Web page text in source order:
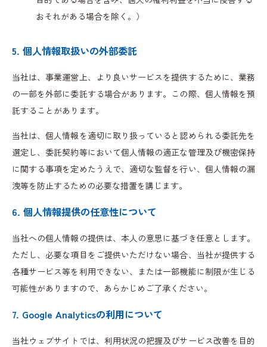
おそれがある場合を除く。）
5. 個人情報取扱いの外部委託
当社は、事業運営上、より良いサービスを提供するために、業務
の一部を外部に委託する場合があります。この際、個人情報を預
託することがあります。
当社は、個人情報を適切に取り扱っていると認められる委託先を
選定し、委託契約等において個人情報の適正な管理及び機密保持
に関する事項を定めたうえで、適切な監督を行い、個人情報の漏
洩等を防止するための必要な措置を講じます。
6. 個人情報提供の任意性について
当社への個人情報の提供は、本人の意思に基づき任意とします。
ただし、必要な項目をご提供いただけない場合、当社が提供する
各種サービス等を利用できない、または一部機能に制限が生じる
可能性がありますので、あらかじめご了承ください。
7. Google Analyticsの利用について
当社ウェブサイトでは、利用状況の把握及びサービス改善を目的